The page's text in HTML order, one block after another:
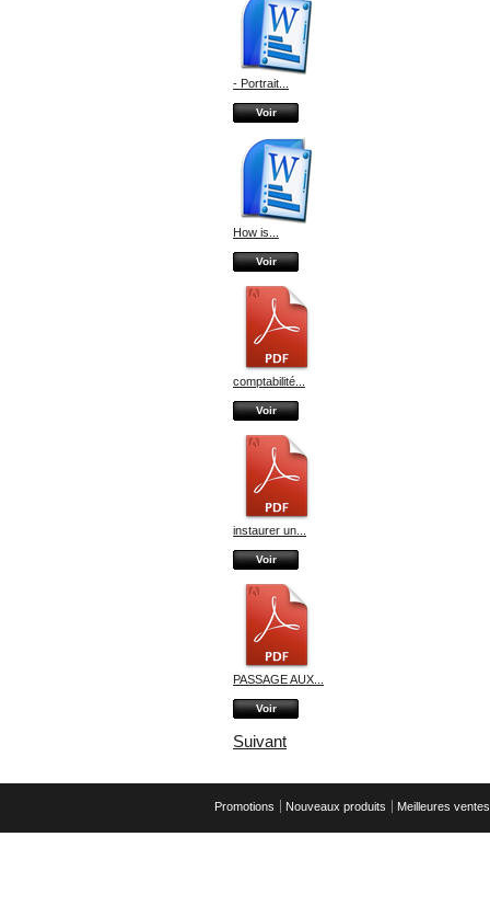
- Portrait...
Voir
How is...
Voir
comptabilité...
Voir
instaurer un...
Voir
PASSAGE AUX...
Voir
Suivant
Promotions Nouveaux produits Meilleures ventes